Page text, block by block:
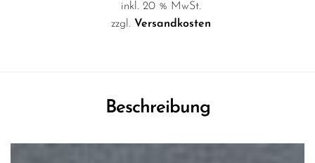
inkl. 20 % MwSt.
zzgl. Versandkosten
Beschreibung